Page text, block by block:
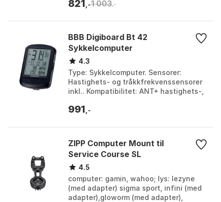
Størrelse: O...
821 ,-1 003 ,-
BBB Digiboard Bt 42
Sykkelcomputer
4.3
Type: Sykkelcomputer. Sensorer:
Hastighets- og tråkkfrekvenssensorer
inkl.. Kompatibilitet: ANT+ hastighets-,
Egenskaper: Vannte...
991 ,-
ZIPP Computer Mount til
Service Course SL
4.5
computer: gamin, wahoo; lys: lezyne
(med adapter) sigma sport, infini (med
adapter),gloworm (med adapter),